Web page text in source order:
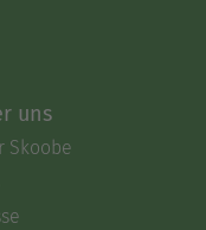
uns
Skoobe